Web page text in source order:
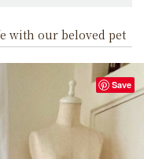
with our beloved pet
Save